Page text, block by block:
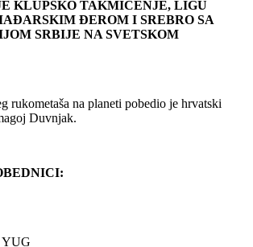
KLUPSKO TAKMIČENJE, LIGU
ĐEROM I SREBRO SA
SRBIJE NA SVETSKOM
rukometaša na planeti pobedio je hrvatski
Duvnjak.
YUG